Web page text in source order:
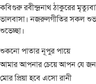
কবিগুরু রবীন্দ্রনাথ ঠাকুরের
ভালবাসা। নজরুলগীতির সকল
শুভেচ্ছা।
শুকনো পাতার নূপুর পায়ে
আমার আপনার চেয়ে আপন যে জন
মোর প্রিয়া হবে এসো রানী